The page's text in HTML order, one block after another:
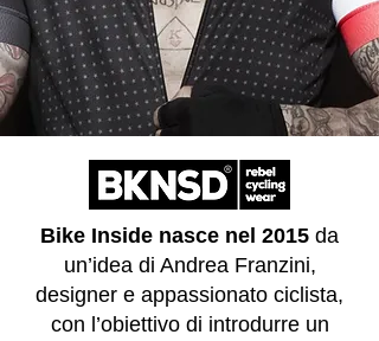
Bike Inside nasce nel 2015 da
un’idea di Andrea Franzini,
designer e appassionato ciclista,
con l’obiettivo di introdurre un